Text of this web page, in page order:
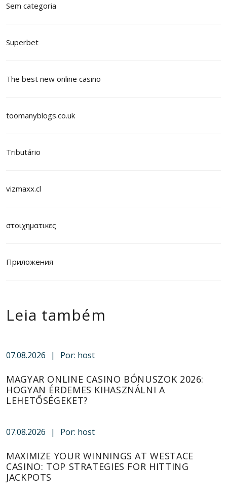
Sem categoria
Superbet
The best new online casino
toomanyblogs.co.uk
Tributário
vizmaxx.cl
στοιχηματικες
Приложения
Leia também
07.08.2026 | Por: host
MAGYAR ONLINE CASINO BÓNUSZOK 2026:
HOGYAN ÉRDEMES KIHASZNÁLNI A
LEHETŐSÉGEKET?
07.08.2026 | Por: host
MAXIMIZE YOUR WINNINGS AT WESTACE
CASINO: TOP STRATEGIES FOR HITTING
JACKPOTS